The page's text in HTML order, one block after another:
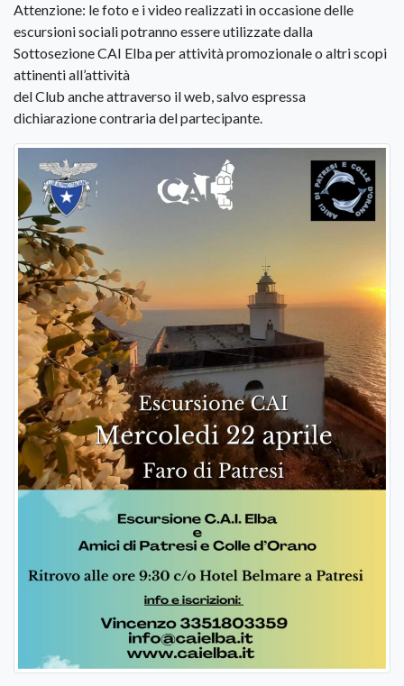
Attenzione: le foto e i video realizzati in occasione delle
escursioni sociali potranno essere utilizzate dalla
Sottosezione CAI Elba per attività promozionale o altri scopi
attinenti all’attività
del Club anche attraverso il web, salvo espressa
dichiarazione contraria del partecipante.